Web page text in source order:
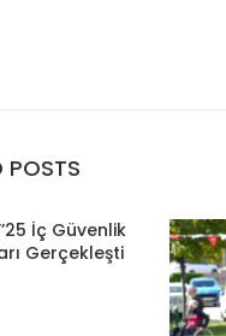
POSTS
İç Güvenlik
Gerçekleşti